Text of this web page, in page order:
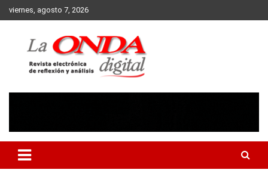
Skip
to
viernes, agosto 7, 2026